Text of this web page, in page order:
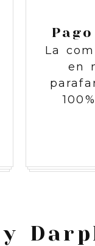
La
en